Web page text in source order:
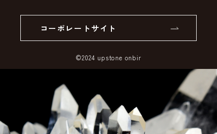
SSLサーバー証明書とは
コーポレートサイト
©2024 upstone onbir